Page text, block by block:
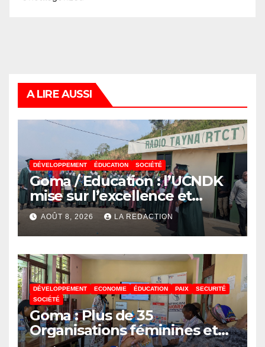
A LIRE AUSSI
DÉVELOPPEMENT ÉDUCATION SOCIÉTÉ
Goma / Education : l’UCNDK
mise sur l’excellence et
l’employabilité des jeunes
AOÛT 8, 2026 LA REDACTION
DÉVELOPPEMENT ECONOMIE ÉDUCATION PAIX
SECURITÉ
SOCIÉTÉ
Goma : Plus de 35
Organisations féminines et